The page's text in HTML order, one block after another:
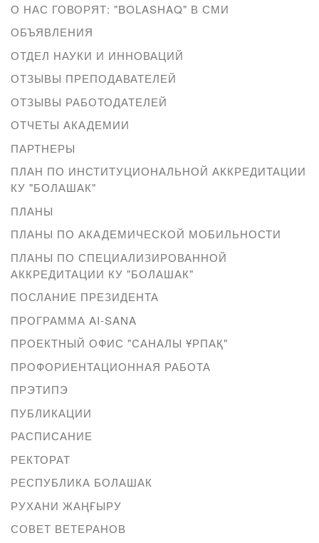
О НАС ГОВОРЯТ: "BOLASHAQ" В СМИ
ОБЪЯВЛЕНИЯ
ОТДЕЛ НАУКИ И ИННОВАЦИЙ
ОТЗЫВЫ ПРЕПОДАВАТЕЛЕЙ
ОТЗЫВЫ РАБОТОДАТЕЛЕЙ
ОТЧЕТЫ АКАДЕМИИ
ПАРТНЕРЫ
ПЛАН ПО ИНСТИТУЦИОНАЛЬНОЙ АККРЕДИТАЦИИ
КУ "БОЛАШАК"
ПЛАНЫ
ПЛАНЫ ПО АКАДЕМИЧЕСКОЙ МОБИЛЬНОСТИ
ПЛАНЫ ПО СПЕЦИАЛИЗИРОВАННОЙ
АККРЕДИТАЦИИ КУ "БОЛАШАК"
ПОСЛАНИЕ ПРЕЗИДЕНТА
ПРОГРАММА AI-SANA
ПРОЕКТНЫЙ ОФИС "САНАЛЫ ҰРПАҚ"
ПРОФОРИЕНТАЦИОННАЯ РАБОТА
ПРЭТИПЭ
ПУБЛИКАЦИИ
РАСПИСАНИЕ
РЕКТОРАТ
РЕСПУБЛИКА БОЛАШАК
РУХАНИ ЖАҢҒЫРУ
СОВЕТ ВЕТЕРАНОВ